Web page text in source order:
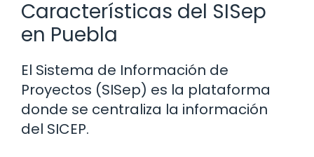
Características del SISep
en Puebla
El Sistema de Información de
Proyectos (SISep) es la plataforma
donde se centraliza la información
del SICEP.